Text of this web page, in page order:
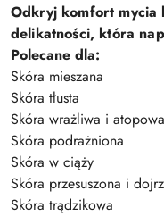
Odkryj komfort mycia
delikatności, która
Polecane dla:
Skóra mieszana
Skóra tłusta
Skóra wrażliwa i atopowa
Skóra podrażniona
Skóra w ciąży
Skóra przesuszona i
Skóra trądzikowa